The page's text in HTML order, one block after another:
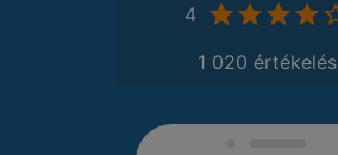
4
1 020 értékelés